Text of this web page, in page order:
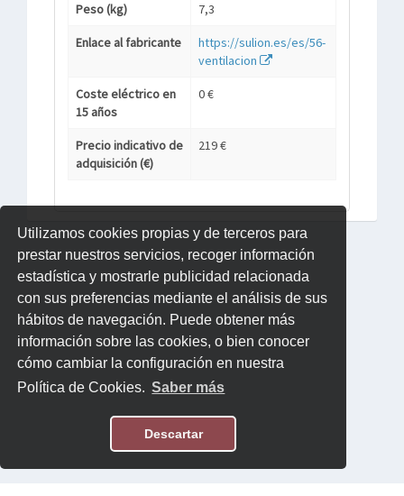
Utilizamos cookies propias y de terceros para
prestar nuestros servicios, recoger información
estadística y mostrarle publicidad relacionada
con sus preferencias mediante el análisis de sus
hábitos de navegación. Puede obtener más
información sobre las cookies, o bien conocer
cómo cambiar la configuración en nuestra
Política de Cookies. Saber más
Descartar
Peso (kg) 7,3
Enlace al fabricante
https://sulion.es/es/56-
ventilacion
Coste eléctrico en
15 años
0 €
Precio indicativo de
adquisición (€)
219 €